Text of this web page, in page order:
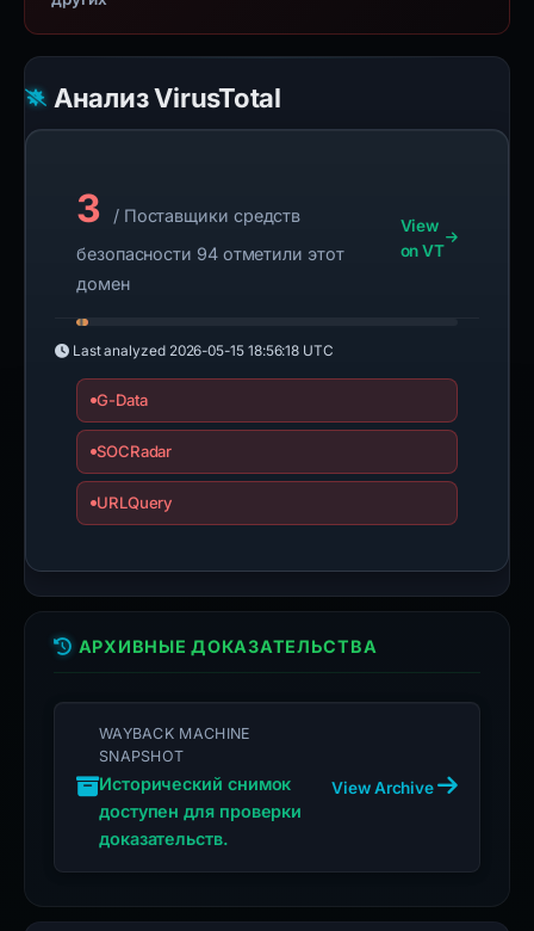
Анализ VirusTotal
3
/ Поставщики средств
безопасности 94 отметили этот
домен
View
on VT
Last analyzed 2026-05-15 18:56:18 UTC
G-Data
SOCRadar
URLQuery
АРХИВНЫЕ ДОКАЗАТЕЛЬСТВА
WAYBACK MACHINE
SNAPSHOT
Исторический снимок
доступен для проверки
доказательств.
View Archive